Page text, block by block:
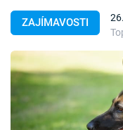
Témata
Témata
Pořady
ZAJÍMAVOSTI